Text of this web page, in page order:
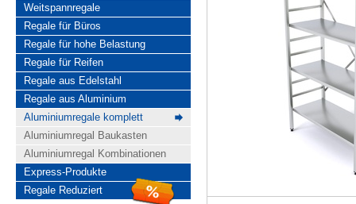
Weitspannregale
Regale für Büros
Regale für hohe Belastung
Regale für Reifen
Regale aus Edelstahl
Regale aus Aluminium
Aluminiumregale komplett
Aluminiumregal Baukasten
Aluminiumregal Kombinationen
Express-Produkte
Regale Reduziert